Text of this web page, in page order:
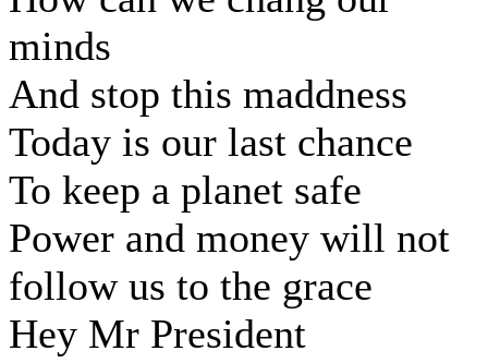
minds
And stop this maddness
Today is our last chance
To keep a planet safe
Power and money will not
follow us to the grace
Hey Mr President